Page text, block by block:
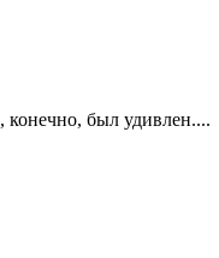
конечно, был удивлен....